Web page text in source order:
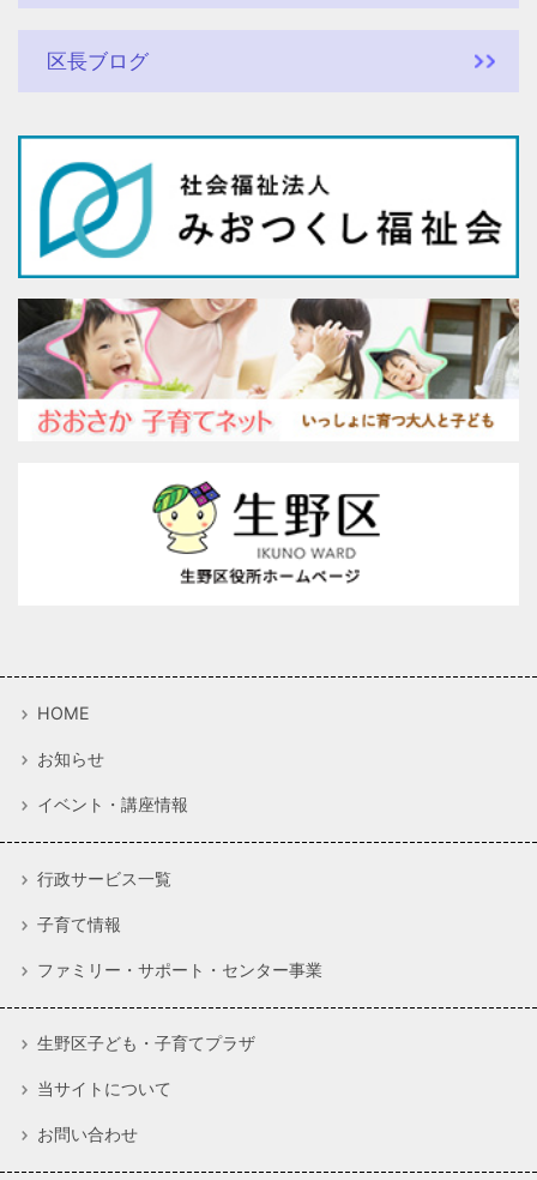
区長ブログ
HOME
お知らせ
イベント・講座情報
行政サービス一覧
子育て情報
ファミリー・サポート・センター事業
生野区子ども・子育てプラザ
当サイトについて
お問い合わせ